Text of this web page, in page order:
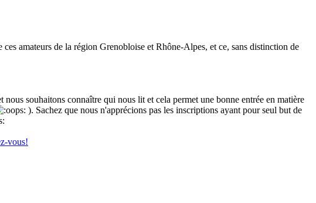
amateurs de la région Grenobloise et Rhône-Alpes, et ce, sans distinction de
souhaitons connaître qui nous lit et cela permet une bonne entrée en matière
). Sachez que nous n'apprécions pas les inscriptions ayant pour seul but de
vous!